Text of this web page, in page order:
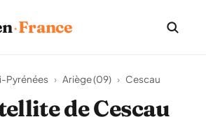
·France
Pyrénées › Ariège (09) › Cescau
de Cescau